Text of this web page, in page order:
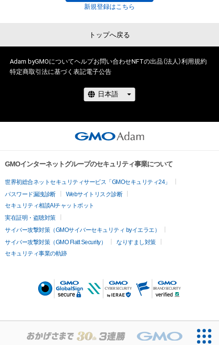
新規登録はこちら
トップへ戻る
Adam byGMOについてヘルプお問い合わせNFTの出品（法人）利用規約
特定商取引法に基づく表記電子公告
GMOインターネットグループのセキュリティ事業について
世界初総合ネットセキュリティサービス「GMOセキュリティ24」
パスワード漏洩診断
Webサイトリスク診断
セキュリティ相談AIチャットボット
実在証明・盗聴対策
サイバー攻撃対策（GMOサイバーセキュリティ byイエラエ）
サイバー攻撃対策（GMO Flatt Security）
なりすまし対策
セキュリティ事業の軌跡